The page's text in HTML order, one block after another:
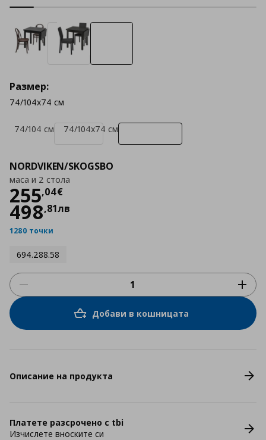
NORDVIKEN/SKOGSBO
маса и 2 стола
255,04€
Цена
498,81лв
1280 точки
694.288.58
Размер:
74/104x74 см
74/104 см 74/104x74 см
Добави в кошницата
Описание на продукта
Платете разсрочено с tbi
Изчислете вноските си